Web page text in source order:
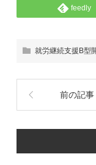
feedly
就労継続支援B型
前の記事